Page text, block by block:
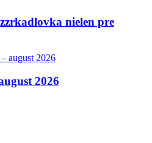
nielen pre
2026